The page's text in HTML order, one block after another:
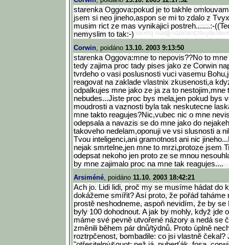
starenka Oggova:pokud je to takhle
jsem si neo jineho,aspon se mi to zdalo z
musim rict ze mas vynikajici postreh.......:-
nemyslim to tak:-)
Corwin, poidáno 13.10. 2003 9:13:50
starenka Oggova:mne to nepovis??No to
tedy zajima proc tady pises jako ze Corwin
tvrdeho o vasi poslusnosti vuci vasemu
reagovat na zaklade vlastnix zkusenosti,a
odpalkujes mne jako ze ja za to nestojim,mne
nebudes...Jiste proc bys mela,jen pokud bys
moudrosti a vaznosti byla tak neskutecne
mne takto reagujes?Nic,vubec nic o mne
odepsala a navazis se do mne jako do
takoveho nedelam,oponuji ve vsi slusnosti a
Tvou inteligenci,ani gramotnost ani nic
nejak smrtelne,jen mne to mrzi,protoze jsem
odepsat nekoho jen proto ze se mnou
by mne zajimalo proc na mne tak reagujes....
Arsiméné, poidáno 11.10. 2003 18:42:21
Ach jo. Lidi lidi, proč my se musíme hádat do
dokážeme smířit? Asi proto, že pořád taháme
prostě neshodneme, aspoň nevidím, že by se
byly 100 dohodnout. A jak by mohly, když jde
máme své pevně utvořené názory a nedá se
změnili během pár dnů/týdnů. Proto úplně
roztrpčenost, bombadile: co jsi vlastně čekal?